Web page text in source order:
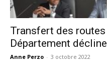
Transfert des
Département
Anne Perzo - 3 octobre 2022